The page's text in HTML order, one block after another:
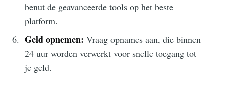
benut de geavanceerde tools op het beste
platform.
Geld opnemen: Vraag opnames aan, die binnen
24 uur worden verwerkt voor snelle toegang tot
je geld.